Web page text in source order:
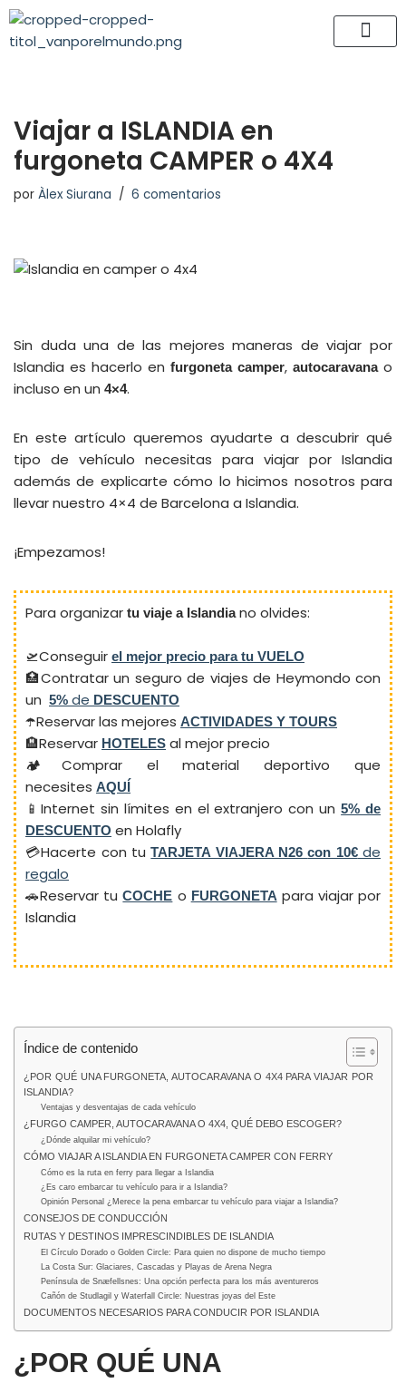
Saltar
Viajar a ISLANDIA en
furgoneta CAMPER o 4X4
por Àlex Siurana 6 comentarios
Sin duda una de las mejores maneras de viajar por
Islandia es hacerlo en furgoneta camper, autocaravanao
incluso en un 4×4.
En este artículo queremos ayudarte a descubrir qué
tipo de vehículo necesitas para viajar por Islandia
además de explicarte cómo lo hicimos nosotros para
llevar nuestro 4×4 de Barcelona a Islandia.
¡Empezamos!
Para organizar tu viaje a Islandiano olvides:
🛫Conseguir el mejor precio para tu VUELO
🏥Contratar un seguro de viajes de Heymondo con
un 5% de DESCUENTO
☂️Reservar las mejores ACTIVIDADES Y TOURS
🏨Reservar HOTELES al mejor precio
🏕️Comprar el material deportivo que
necesites AQUÍ
📱Internet sin límites en el extranjero con un5% de
DESCUENTO en Holafly
💳Hacerte con tuTARJETA VIAJERA N26 con 10€de
regalo
🚗Reservar tuCOCHE o FURGONETApara viajar por
Islandia
Índice de contenido
¿POR QUÉ UNA FURGONETA, AUTOCARAVANA O 4X4 PARA VIAJAR POR
ISLANDIA?
Ventajas y desventajas de cada vehículo
¿FURGO CAMPER, AUTOCARAVANA O 4X4, QUÉ DEBO ESCOGER?
¿Dónde alquilar mi vehículo?
CÓMO VIAJAR A ISLANDIA EN FURGONETA CAMPER CON FERRY
Cómo es la ruta en ferry para llegar a Islandia
¿Es caro embarcar tu vehículo para ir a Islandia?
Opinión Personal ¿Merece la pena embarcar tu vehículo para viajar a Islandia?
CONSEJOS DE CONDUCCIÓN
RUTAS Y DESTINOS IMPRESCINDIBLES DE ISLANDIA
El Círculo Dorado o Golden Circle: Para quien no dispone de mucho tiempo
La Costa Sur: Glaciares, Cascadas y Playas de Arena Negra
Península de Snæfellsnes: Una opción perfecta para los más aventureros
Cañón de Studlagil y Waterfall Circle: Nuestras joyas del Este
DOCUMENTOS NECESARIOS PARA CONDUCIR POR ISLANDIA
¿POR QUÉ UNA